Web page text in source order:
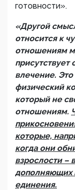
готовности».
«Другой
относится к
отношениям
присутствует
влечение. Это
физический
который не
отношениям.
которые,
когда они
взрослости –
дополняющих
единения.